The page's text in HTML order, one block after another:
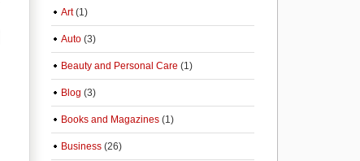
Art(1)
Auto (3)
Beauty and Personal Care (1)
Blog (3)
Books and Magazines (1)
Business (26)